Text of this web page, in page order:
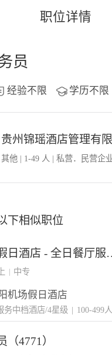
职位详情
员
经验不限 学历不限
贵州锦瑶酒店管理有
其他 | 1-49 人 | 私营．民营企
下相似职位
贵阳机场假日
| 中专
机场假日酒店
务中档酒店/4星级 | 100-499人
（4771）